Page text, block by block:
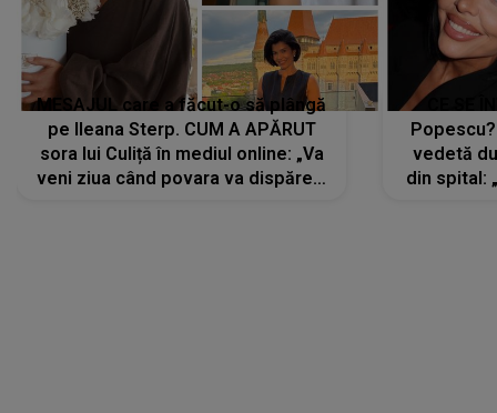
MESAJUL care a făcut-o să plângă
pe Ileana Sterp. CUM A APĂRUT
sora lui Culiță în mediul online: „Va
veni ziua când povara va dispărea,
vedetă
din spital: